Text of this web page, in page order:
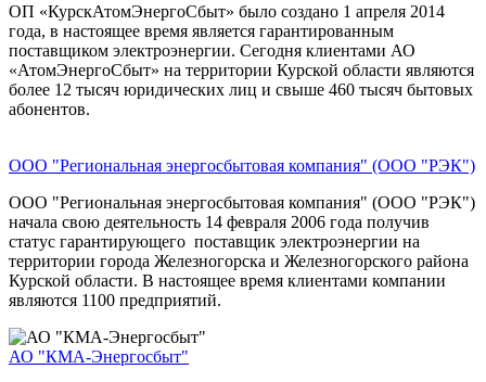
ОП «КурскАтомЭнергоСбыт» было создано 1 апреля 2014
года, в настоящее время является гарантированным
поставщиком электроэнергии. Сегодня клиентами АО
«АтомЭнергоСбыт» на территории Курской области являются
более 12 тысяч юридических лиц и свыше 460 тысяч бытовых
абонентов.
ООО "Региональная энергосбытовая компания" (ООО "РЭК")
ООО "Региональная энергосбытовая компания" (ООО "РЭК")
начала свою деятельность 14 февраля 2006 года получив
статус гарантирующего поставщик электроэнергии на
территории города Железногорска и Железногорского района
Курской области. В настоящее время клиентами компании
являются 1100 предприятий.
АО "КМА-Энергосбыт"